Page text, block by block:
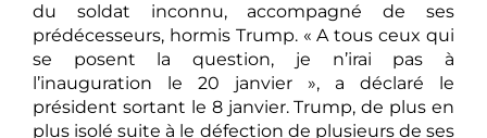
du soldat inconnu, accompagné de ses
prédécesseurs, hormis Trump. « A tous ceux qui
se posent la question, je n’irai pas à
l’inauguration le 20 janvier », a déclaré le
président sortant le 8 janvier. Trump, de plus en
plus isolé suite à le défection de plusieurs de ses